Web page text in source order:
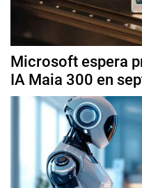
Microsoft espera
IA Maia 300 en